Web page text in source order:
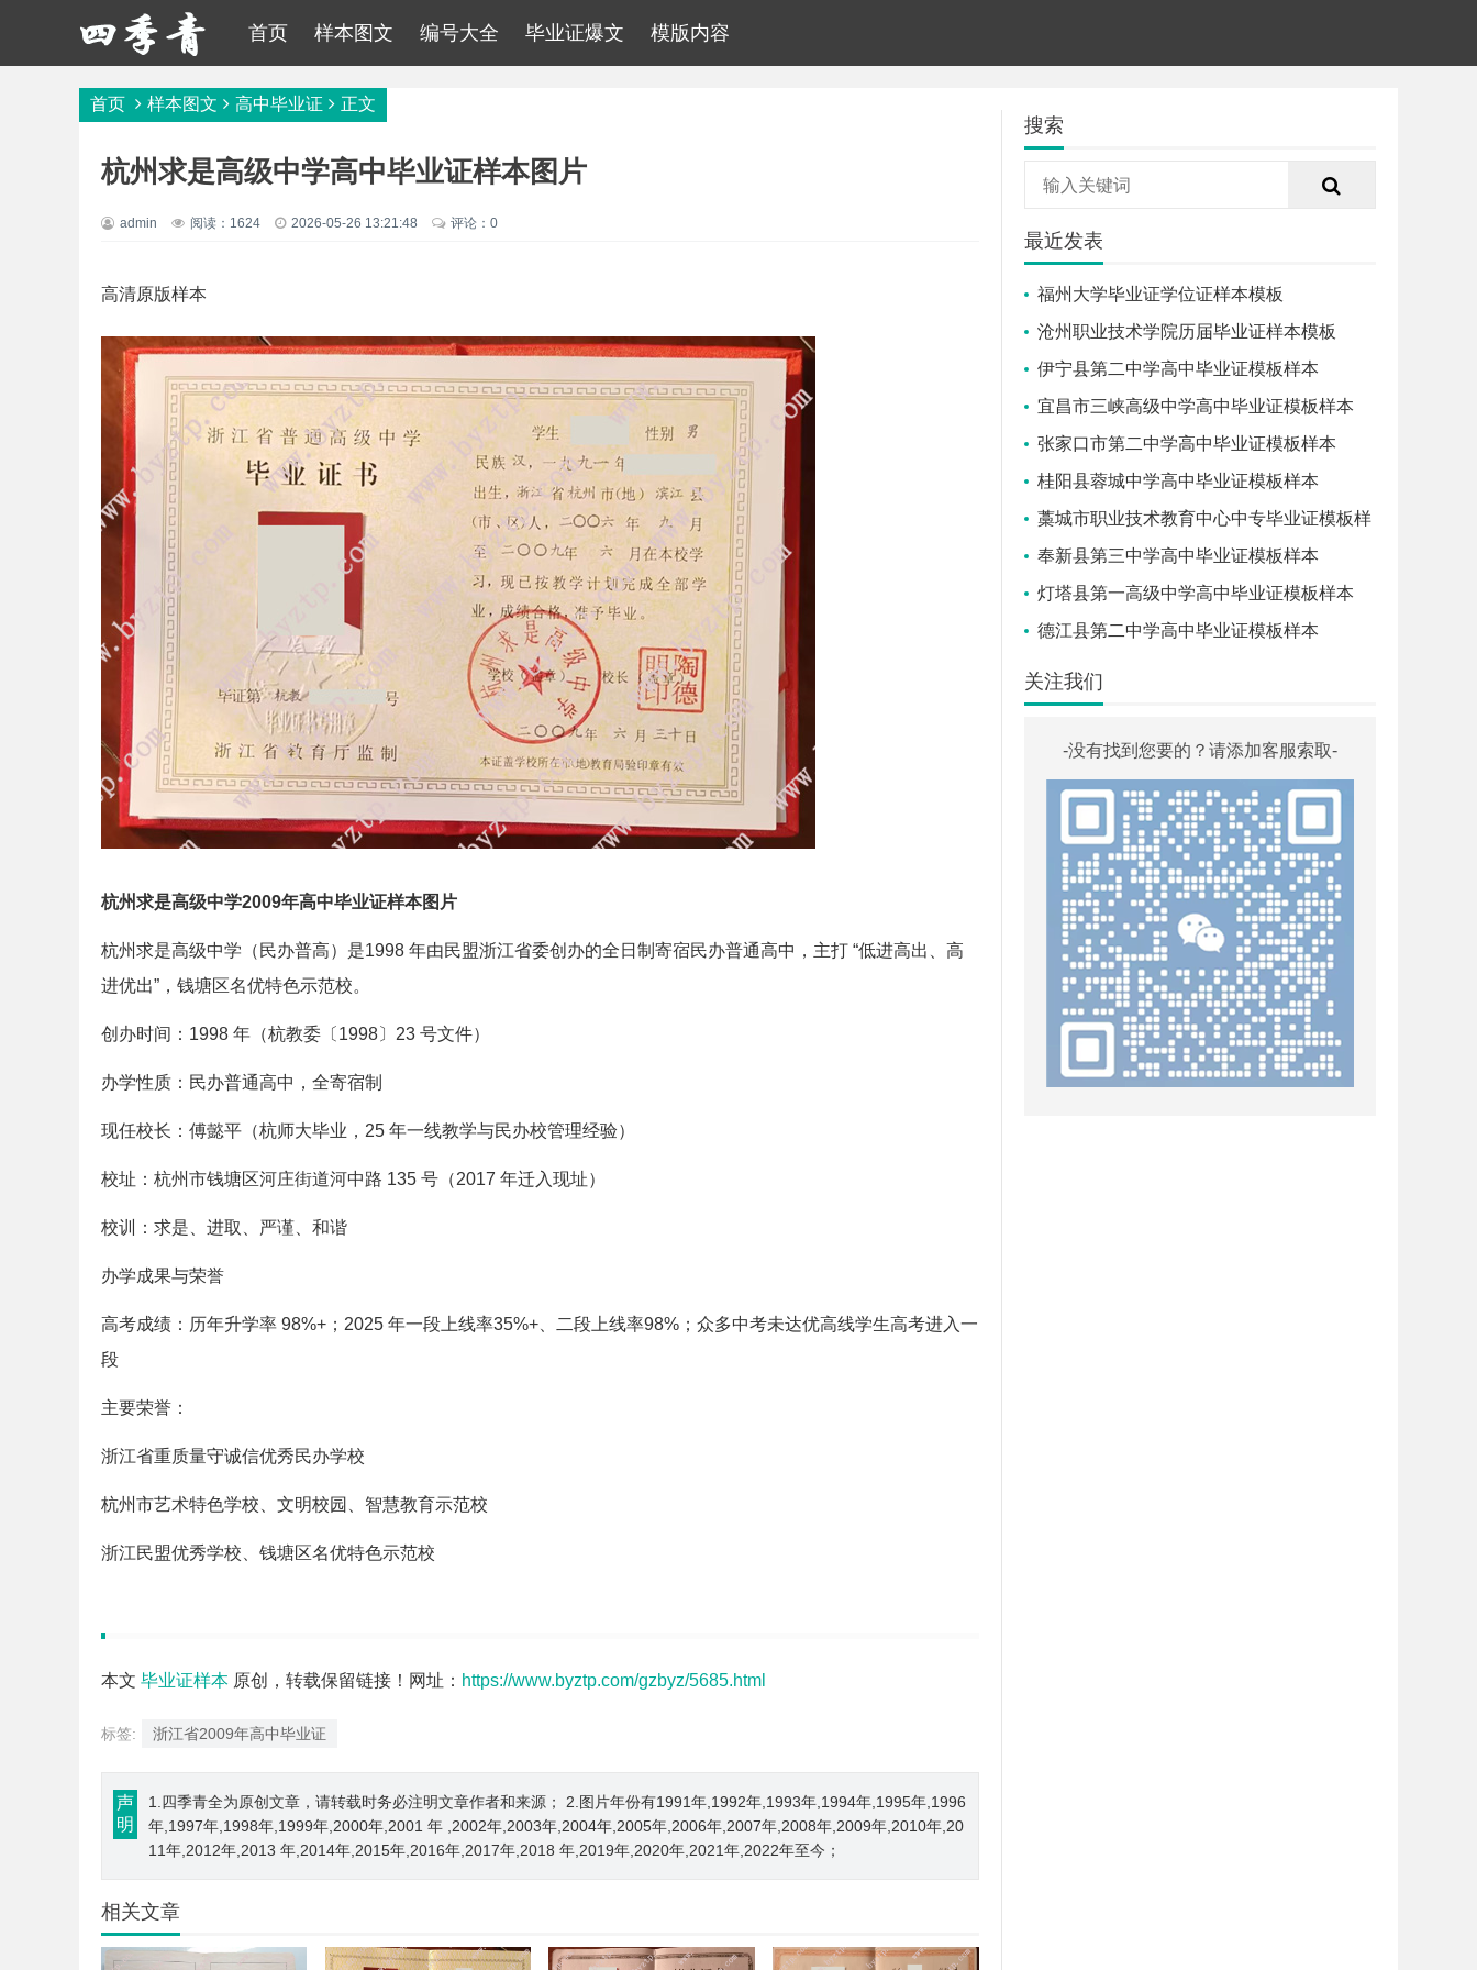
首页 样本图文 编号大全 毕业证爆文 模版内容
首页 样本图文 高中毕业证 正文
杭州求是高级中学高中毕业证样本图片
admin 阅读：1624 2026-05-26 13:21:48 评论：0
高清原版样本
杭州求是高级中学2009年高中毕业证样本图片
杭州求是高级中学（民办普高）是1998 年由民盟浙江省委创办的全日制寄宿民办普通高中，主打 “低进高出、高
进优出”，钱塘区名优特色示范校。
创办时间：1998 年（杭教委〔1998〕23 号文件）
办学性质：民办普通高中，全寄宿制
现任校长：傅懿平（杭师大毕业，25 年一线教学与民办校管理经验）
校址：杭州市钱塘区河庄街道河中路 135 号（2017 年迁入现址）
校训：求是、进取、严谨、和谐
办学成果与荣誉
高考成绩：历年升学率 98%+；2025 年一段上线率35%+、二段上线率98%；众多中考未达优高线学生高考进入一
段
主要荣誉：
浙江省重质量守诚信优秀民办学校
杭州市艺术特色学校、文明校园、智慧教育示范校
浙江民盟优秀学校、钱塘区名优特色示范校
本文 毕业证样本 原创，转载保留链接！网址： https://www.byztp.com/gzbyz/5685.html
标签: 浙江省2009年高中毕业证
声
明
1.四季青全为原创文章，请转载时务必注明文章作者和来源； 2.图片年份有1991年,1992年,1993年,1994年,1995年,1996
年,1997年,1998年,1999年,2000年,2001 年 ,2002年,2003年,2004年,2005年,2006年,2007年,2008年,2009年,2010年,20
11年,2012年,2013 年,2014年,2015年,2016年,2017年,2018 年,2019年,2020年,2021年,2022年至今；
相关文章
搜索
最近发表
福州大学毕业证学位证样本模板
沧州职业技术学院历届毕业证样本模板
伊宁县第二中学高中毕业证模板样本
宜昌市三峡高级中学高中毕业证模板样本
张家口市第二中学高中毕业证模板样本
桂阳县蓉城中学高中毕业证模板样本
藁城市职业技术教育中心中专毕业证模板样
本奉新县第三中学高中毕业证模板样本
灯塔县第一高级中学高中毕业证模板样本
德江县第二中学高中毕业证模板样本
关注我们
-没有找到您要的？请添加客服索取-